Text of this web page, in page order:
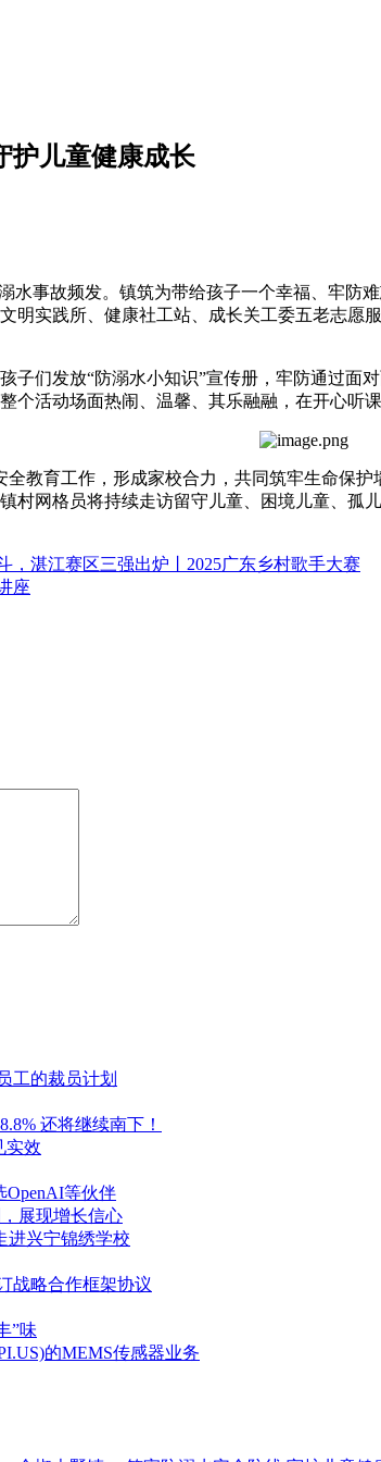
护儿童健康成长
水事故频发。镇筑为带给孩子一个幸福、牢防
明实践所、健康社工站、成长关工委五老志愿
们发放“防溺水小知识”宣传册，牢防通过面
个活动场面热闹、温馨、其乐融融，在开心听
育工作，形成家校合力，共同筑牢生命保护
村网格员将持续走访留守儿童、困境儿童、
，湛江赛区三强出炉丨2025广东乡村歌手大赛
座
工的裁员计划
还将继续南下！
实效
OpenAI等伙伴
展现增长信心
进兴宁锦绣学校
战略合作框架协议
”味
的MEMS传感器业务